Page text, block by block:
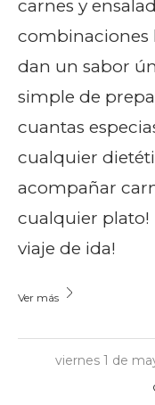
carnes y
combinaciones
dan un sabor
simple de
cuantas
cualquier
acompañar
cualquier plato!
viaje de ida!
Ver más
viernes 1 de